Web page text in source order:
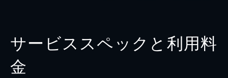
サービススペックと利用料
金